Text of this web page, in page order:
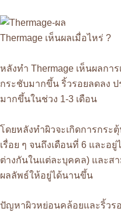
Thermage เห็นผลเมื่อไหร่ ?
หลังทำ Thermage เห็นผลกา
กระชับมากขึ้น ริ้วรอยลดลง
มากขึ้นในช่วง 1-3 เดือน
โดยหลังทำผิวจะเกิดการกระ
เรื่อย ๆ จนถึงเดือนที่ 6 และอ
ต่างกันในแต่ละบุคคล) และส
ผลลัพธ์ให้อยู่ได้นานขึ้น
ปัญหาผิวหย่อนคล้อยและริ้วร